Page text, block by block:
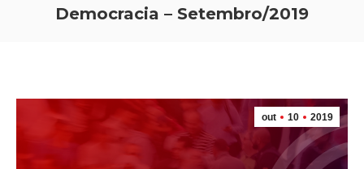
Democracia – Setembro/2019
out 10 2019